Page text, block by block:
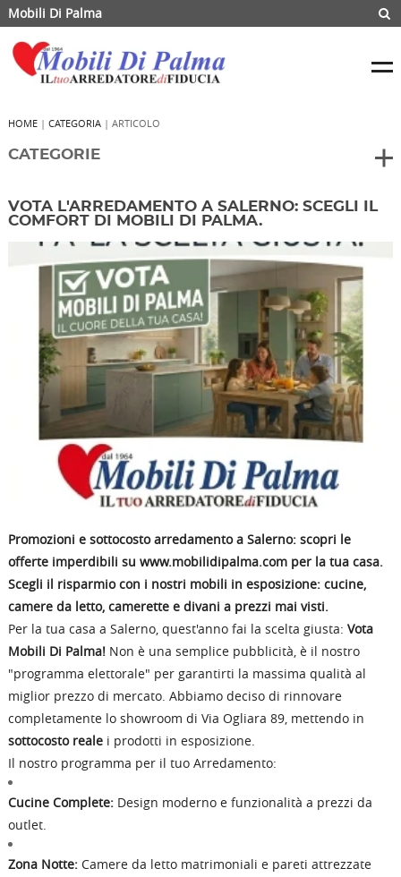
Mobili Di Palma
HOME| CATEGORIA| ARTICOLO
CATEGORIE
VOTA L'ARREDAMENTO A SALERNO: SCEGLI IL
COMFORT DI MOBILI DI PALMA.
Promozioni e sottocosto arredamento a Salerno: scopri le
offerte imperdibili su www.mobilidipalma.comper la tua casa.
Scegli il risparmio con i nostri mobili in esposizione: cucine,
camere da letto, camerette e divani a prezzi mai visti.
Per la tua casa a Salerno, quest'anno fai la scelta giusta: Vota
Mobili Di Palma!Non è una semplice pubblicità, è il nostro
"programma elettorale" per garantirti la massima qualità al
miglior prezzo di mercato. Abbiamo deciso di rinnovare
completamente lo showroom di Via Ogliara 89, mettendo in
sottocosto realei prodotti in esposizione.
Il nostro programma per il tuo Arredamento:
Cucine Complete:Design moderno e funzionalità a prezzi da
outlet.
Zona Notte:Camere da letto matrimoniali e pareti attrezzate